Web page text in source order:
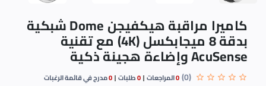
كاميرا مراقبة هيكفيجن Dome شبكية
بدقة 8 ميجابكسل (4K) مع تقنية
AcuSense وإضاءة هجينة ذكية
(0)
0المراجعات 0طلبات 0مدرج في قائمة الرغبات